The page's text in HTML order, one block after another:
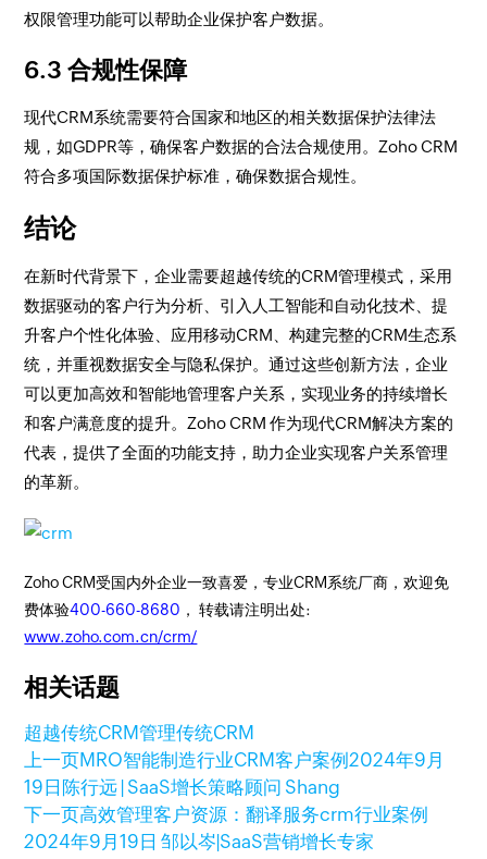
权限管理功能可以帮助企业保护客户数据。
6.3 合规性保障
现代CRM系统需要符合国家和地区的相关数据保护法律法
规，如GDPR等，确保客户数据的合法合规使用。Zoho CRM
符合多项国际数据保护标准，确保数据合规性。
结论
在新时代背景下，企业需要超越传统的CRM管理模式，采用
数据驱动的客户行为分析、引入人工智能和自动化技术、提
升客户个性化体验、应用移动CRM、构建完整的CRM生态系
统，并重视数据安全与隐私保护。通过这些创新方法，企业
可以更加高效和智能地管理客户关系，实现业务的持续增长
和客户满意度的提升。Zoho CRM 作为现代CRM解决方案的
代表，提供了全面的功能支持，助力企业实现客户关系管理
的革新。
Zoho CRM受国内外企业一致喜爱，专业CRM系统厂商，欢迎免
费体验400-660-8680 ， 转载请注明出处:
www.zoho.com.cn/crm/
相关话题
超越传统CRM管理传统CRM
上一页MRO智能制造行业CRM客户案例2024年9月
19日 陈行远 | SaaS增长策略顾问 Shang
下一页高效管理客户资源：翻译服务crm行业案例
2024年9月19日 邹以岑|SaaS营销增长专家